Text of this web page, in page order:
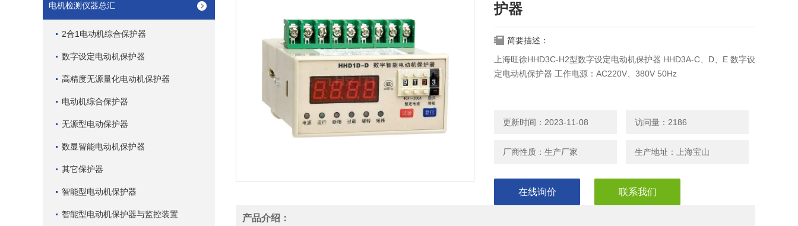
电机检测仪器总汇
2合1电动机综合保护器
数字设定电动机保护器
高精度无源量化电动机保护器
电动机综合保护器
无源型电动保护器
数显智能电动机保护器
其它保护器
智能型电动机保护器
智能型电动机保护器与监控装置
护器
简要描述：
上海旺徐HHD3C-H2型数字设定电动机保护器 HHD3A-C、D、E 数字设
定电动机保护器 工作电源：AC220V、380V 50Hz
更新时间：2023-11-08 访问量：2186
厂商性质：生产厂家 生产地址：上海宝山
在线询价 联系我们
产品介绍：